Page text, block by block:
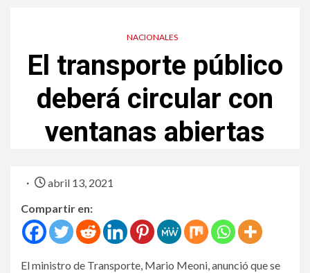
NACIONALES
El transporte público
deberá circular con
ventanas abiertas­
abril 13, 2021
Compartir en:
El ministro de Transporte, Mario Meoni, anunció que se